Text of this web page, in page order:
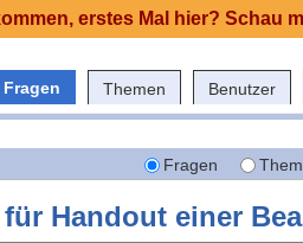
Fragen Themen Benutzer
Fragen
Handout einer
erstes Mal hier? Schau